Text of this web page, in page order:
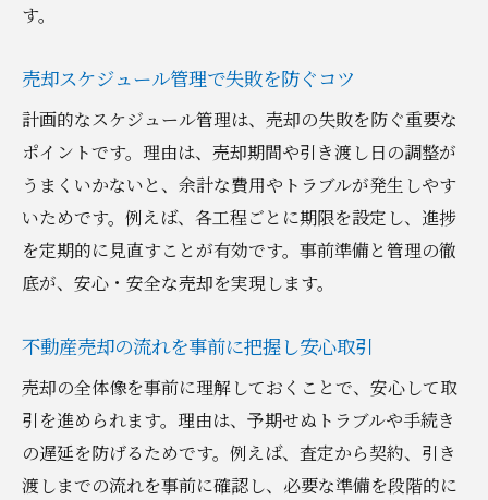
す。
売却スケジュール管理で失敗を防ぐコツ
計画的なスケジュール管理は、売却の失敗を防ぐ重要な
ポイントです。理由は、売却期間や引き渡し日の調整が
うまくいかないと、余計な費用やトラブルが発生しやす
いためです。例えば、各工程ごとに期限を設定し、進捗
を定期的に見直すことが有効です。事前準備と管理の徹
底が、安心・安全な売却を実現します。
不動産売却の流れを事前に把握し安心取引
売却の全体像を事前に理解しておくことで、安心して取
引を進められます。理由は、予期せぬトラブルや手続き
の遅延を防げるためです。例えば、査定から契約、引き
渡しまでの流れを事前に確認し、必要な準備を段階的に